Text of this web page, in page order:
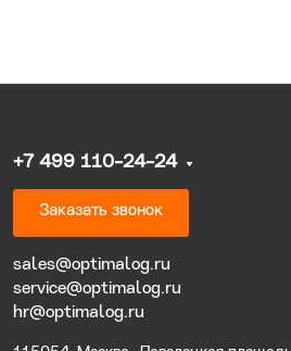
+7 499 110-24-24
Заказать звонок
sales@optimalog.ru
service@optimalog.ru
hr@optimalog.ru